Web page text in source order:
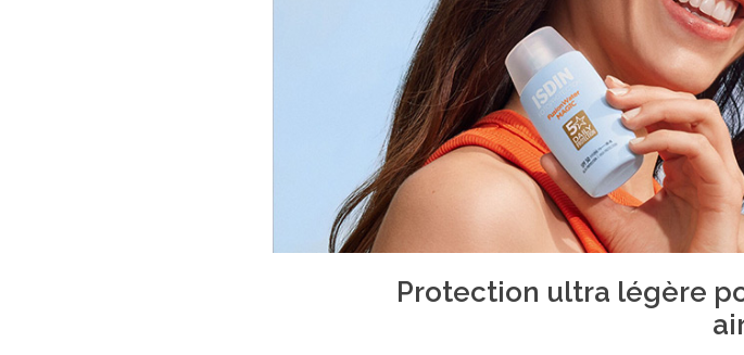
Protection ultra légère